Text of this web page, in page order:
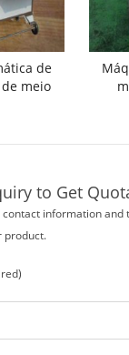
de
meio
to Get
information and
product.